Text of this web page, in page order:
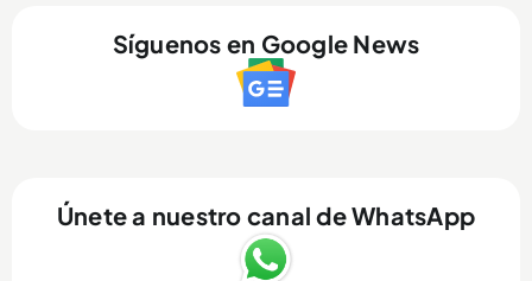
Síguenos en Google News
Únete a nuestro canal de WhatsApp